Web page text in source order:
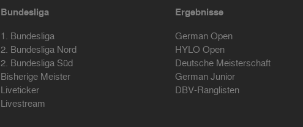
Bundesliga
1. Bundesliga
2. Bundesliga Nord
2. Bundesliga Süd
Bisherige Meister
Liveticker
Livestream
Ergebnisse
German Open
HYLO Open
Deutsche Meisterschaft
German Junior
DBV-Ranglisten